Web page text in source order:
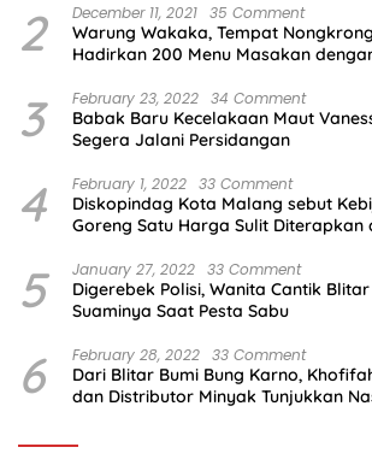
2 December 11, 2021 35 Comment
Warung Wakaka, Tempat
Hadirkan 200 Menu Masakan
3 February 23, 2022 34 Comment
Babak Baru Kecelakaan Maut
Segera Jalani Persidangan
4 February 1, 2022 33 Comment
Diskopindag Kota Malang sebut
Goreng Satu Harga Sulit Diterapkan
5 January 27, 2022 33 Comment
Digerebek Polisi, Wanita Cantik
Suaminya Saat Pesta Sabu
6 February 28, 2022 33 Comment
Dari Blitar Bumi Bung Karno,
dan Distributor Minyak Tunjukkan